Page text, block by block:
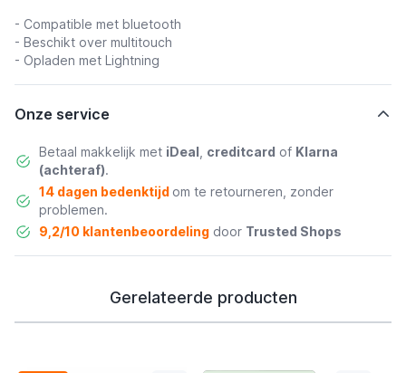
- Compatible met bluetooth
- Beschikt over multitouch
- Opladen met Lightning
Onze service
Betaal makkelijk met iDeal creditcard of Klarna
(achteraf).
14 dagen bedenktijd om te retourneren, zonder
problemen.
9,2/10 klantenbeoordelingdoor Trusted Shops
Gerelateerde producten